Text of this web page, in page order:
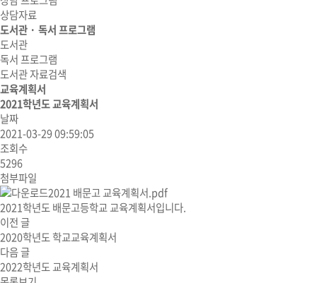
상담자료
도서관 · 독서 프로그램
도서관
독서 프로그램
도서관 자료검색
교육계획서
2021학년도 교육계획서
날짜
2021-03-29 09:59:05
조회수
5296
첨부파일
2021 배문고 교육계획서.pdf
2021학년도 배문고등학교 교육계획서입니다.
이전 글
2020학년도 학교교육계획서
다음 글
2022학년도 교육계획서